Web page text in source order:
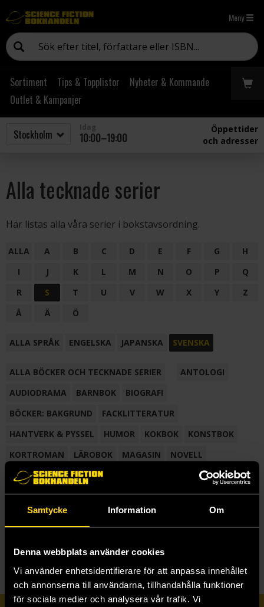
Samtycke Information Om
Denna webbplats använder cookies
Vi använder enhetsidentifierare för att anpassa innehållet
och annonserna till användarna, tillhandahålla funktioner
för sociala medier och analysera vår trafik. Vi
Meny
Sortiment Tips & Topplistor
Nyheter & Kommande
Outlet & Kampanjer
10:00–19:00
Öppettider
och adresser
Alla tecknade serier
Här listas alla våra serier i bokstavsordning.
ALLA A B C D E F G
H
I
J K L M N O P
Q
R
S T U V W X Y
Z
Å
Ä Ö
ALLA SPRÅK ENGELSKA JAPANSKA SVENSKA
ALLA BÖCKER OCH TECKNADE SERIER
ANTOLOGI
AUDIODRAMA
BARNBOK
BIOGRAFI
BÖCKER: BAKGRUND
FACKLITTERATUR
HANTVERK & PYSSEL
HUMOR KOKBOK
KONSTBOK
KORTROMAN
LÄROBOK MAGASIN
NOVELL
NOVELLMAGASIN
NOVELLSAMLING
ROMAN
SAMLINGSVOLYM
TECKNA & MÅLA TECKNAD SERIE
S